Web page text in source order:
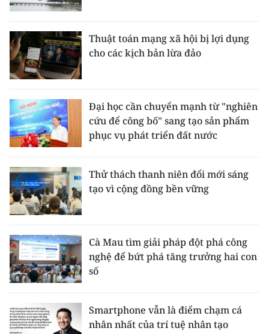
Thuật toán mạng xã hội bị lợi dụng
cho các kịch bản lừa đảo
Đại học cần chuyển mạnh từ "nghiên
cứu để công bố" sang tạo sản phẩm
phục vụ phát triển đất nước
Thử thách thanh niên đổi mới sáng
tạo vì cộng đồng bền vững
Cà Mau tìm giải pháp đột phá công
nghệ để bứt phá tăng trưởng hai con
số
Smartphone vẫn là điểm chạm cá
nhân nhất của trí tuệ nhân tạo